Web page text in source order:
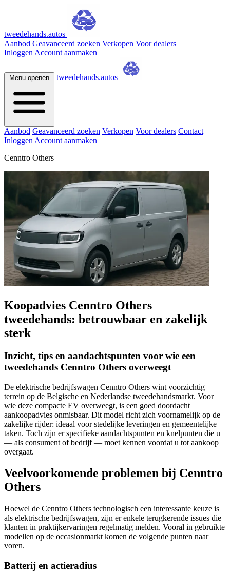
tweedehands.autos
Aanbod Geavanceerd zoeken Verkopen Voor dealers
Inloggen Account aanmaken
Menu openen tweedehands.autos
Aanbod Geavanceerd zoeken Verkopen Voor dealers Contact
Inloggen Account aanmaken
Cenntro Others
Koopadvies Cenntro Others
tweedehands: betrouwbaar en zakelijk
sterk
Inzicht, tips en aandachtspunten voor wie een
tweedehands Cenntro Others overweegt
De elektrische bedrijfswagen Cenntro Others wint voorzichtig
terrein op de Belgische en Nederlandse tweedehandsmarkt. Voor
wie deze compacte EV overweegt, is een goed doordacht
aankoopadvies onmisbaar. Dit model richt zich voornamelijk op de
zakelijke rijder: ideaal voor stedelijke leveringen en gemeentelijke
taken. Toch zijn er specifieke aandachtspunten en knelpunten die u
— als consument of bedrijf — moet kennen voordat u tot aankoop
overgaat.
Veelvoorkomende problemen bij Cenntro
Others
Hoewel de Cenntro Others technologisch een interessante keuze is
als elektrische bedrijfswagen, zijn er enkele terugkerende issues die
klanten in praktijkervaringen regelmatig melden. Vooral in gebruikte
modellen op de occasionmarkt komen de volgende punten naar
voren.
Batterij en actieradius